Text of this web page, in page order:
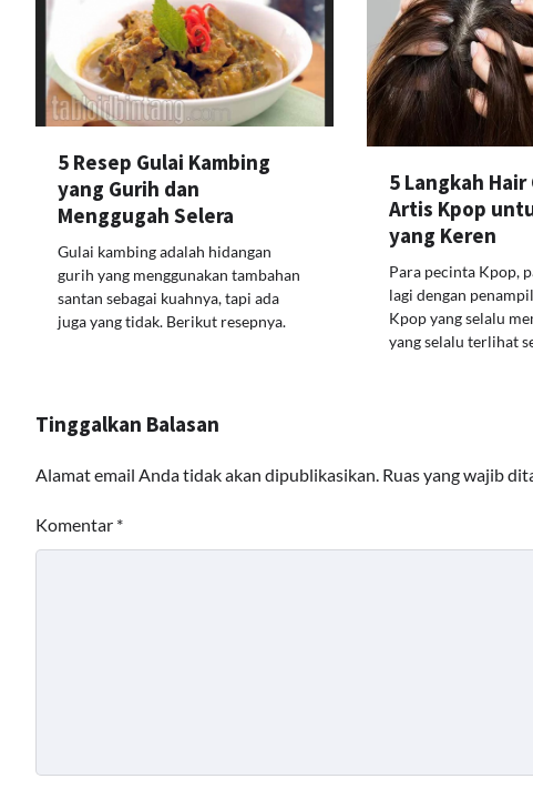
5 Resep Gulai Kambing
yang Gurih dan
Menggugah Selera
Gulai kambing adalah hidangan
gurih yang menggunakan tambahan
santan sebagai kuahnya, tapi ada
juga yang tidak. Berikut resepnya.
5 Langkah Hair
Artis Kpop
yang Keren
Para pecinta Kpop,
lagi dengan
Kpop yang selalu
yang selalu terlihat
Tinggalkan Balasan
Alamat email Anda tidak akan dipublikasikan. Ruas yang wajib
Komentar *